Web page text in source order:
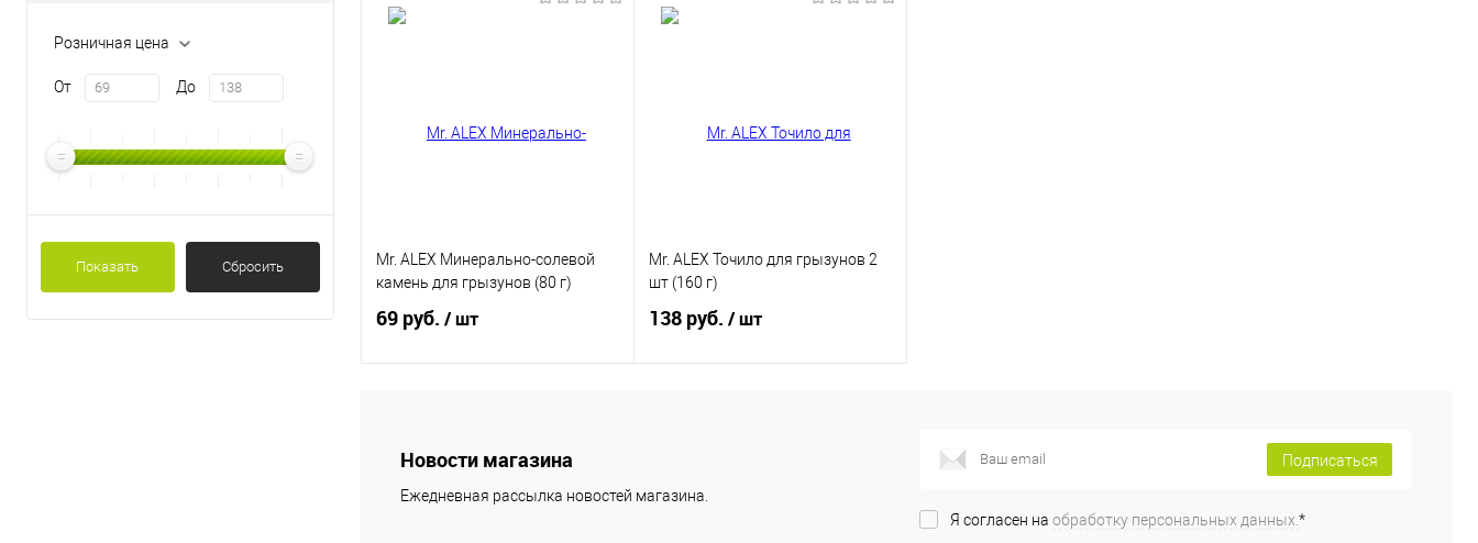
Розничная цена
От До
Показать Сбросить
Mr. ALEX Минерально-солевой
камень для грызунов (80 г)
69 руб. / шт
Купить в 1 клик
В избранное
Mr. ALEX Точило для грызунов 2
шт (160 г)
138 руб. / шт
В избранное
Новости магазина
Ежедневная рассылка новостей магазина.
Подписаться
Я согласен на обработку персональных данных. *